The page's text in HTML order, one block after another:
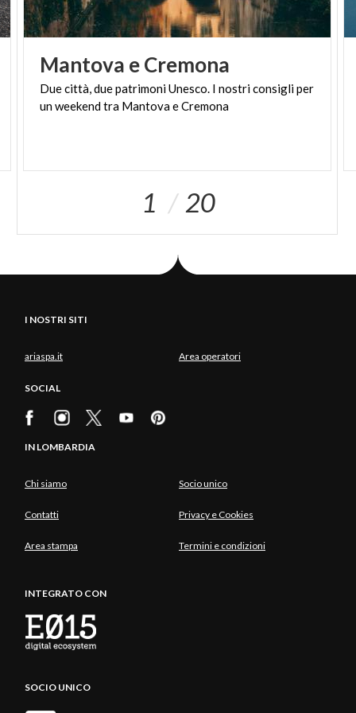
in famiglia, visitare la Lombardia è una bella idea per
ciascun budget. Siete ancora alla ricerca di altri
spunti per partire? Sfogliate la gallery e trovate la
Mantova eCremona
Duecittà, duepatrimoniUnesco. I nostriconsigliper
unweekendtra MantovaeCremona
1 20
I NOSTRI SITI
ariaspa.it Area operatori
SOCIAL
IN LOMBARDIA
Chi siamo Socio unico
Contatti Privacy e Cookies
Area stampa Termini e condizioni
INTEGRATO CON
SOCIO UNICO